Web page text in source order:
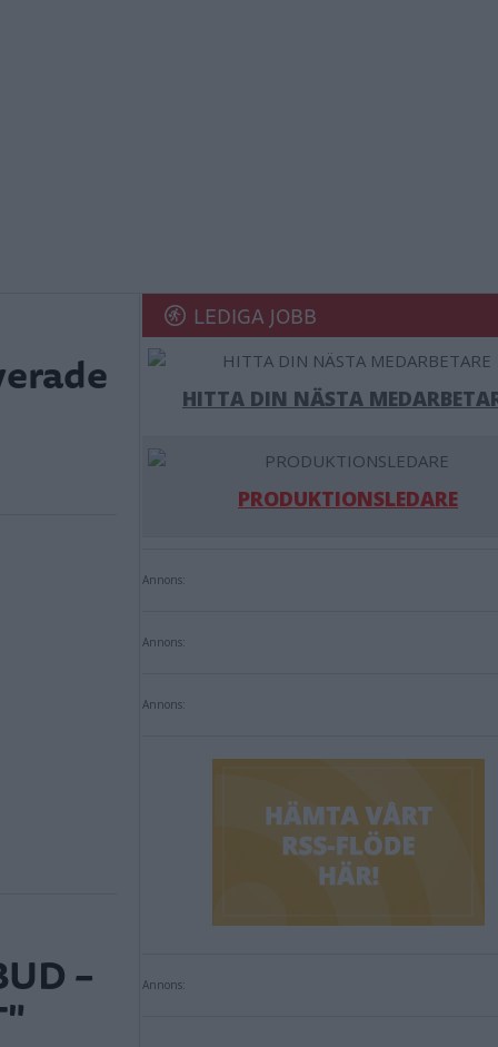
–
LEDIGA JOBB
HITTA DIN NÄSTA
PRODUKTIONSLEDARE
Annons:
Annons:
Annons:
Annons: